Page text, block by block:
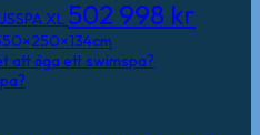
XL 502 998 kr
att äga ett swimspa?